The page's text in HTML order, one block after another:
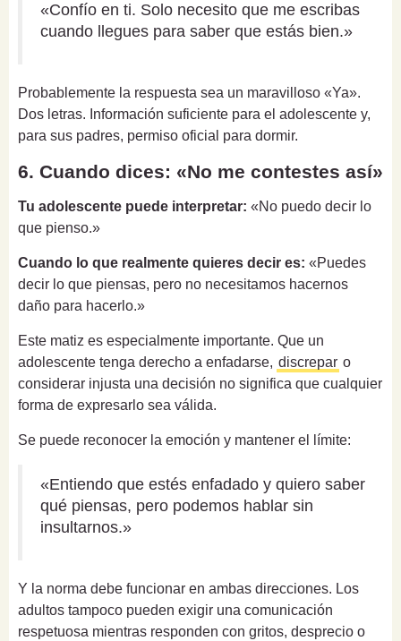
«Confío en ti. Solo necesito que me escribas
cuando llegues para saber que estás bien.»
Probablemente la respuesta sea un maravilloso «Ya».
Dos letras. Información suficiente para el adolescente y,
para sus padres, permiso oficial para dormir.
6. Cuando dices: «No me contestes así»
Tu adolescente puede interpretar: «No puedo decir lo
que pienso.»
Cuando lo que realmente quieres decir es: «Puedes
decir lo que piensas, pero no necesitamos hacernos
daño para hacerlo.»
Este matiz es especialmente importante. Que un
adolescente tenga derecho a enfadarse, discrepar o
considerar injusta una decisión no significa que cualquier
forma de expresarlo sea válida.
Se puede reconocer la emoción y mantener el límite:
«Entiendo que estés enfadado y quiero saber
qué piensas, pero podemos hablar sin
insultarnos.»
Y la norma debe funcionar en ambas direcciones. Los
adultos tampoco pueden exigir una comunicación
respetuosa mientras responden con gritos, desprecio o